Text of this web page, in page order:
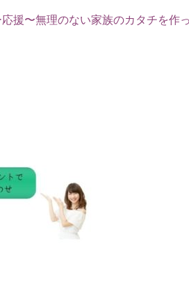
援〜無理のない家族のカタチを作